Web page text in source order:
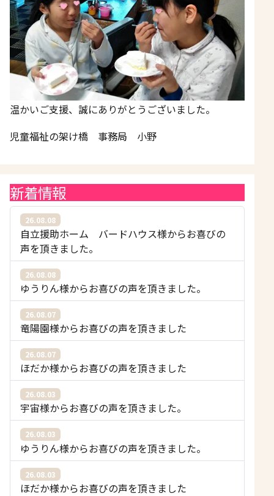
温かいご支援、誠にありがとうございました。
児童福祉の架け橋 事務局 小野
新着情報
26.08.08
自立援助ホーム バードハウス様からお喜びの
声を頂きました。
26.08.08
ゆうりん様からお喜びの声を頂きました。
26.08.07
竜陽園様からお喜びの声を頂きました
26.08.07
ほだか様からお喜びの声を頂きました
26.08.03
宇宙様からお喜びの声を頂きました。
26.08.03
ゆうりん様からお喜びの声を頂きました。
26.08.03
ほだか様からお喜びの声を頂きました